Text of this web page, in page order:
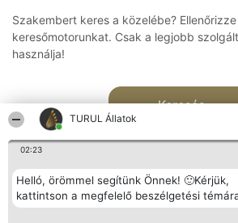
TURUL Állatok
02:23
Helló, örömmel segítünk Önnek! 🙂Kérjük,
kattintson a megfelelő beszélgetési
Szakembert keres a közelébe? Ellenőrizze
keresőmotorunkat. Csak a legjobb
használja!
Keresés